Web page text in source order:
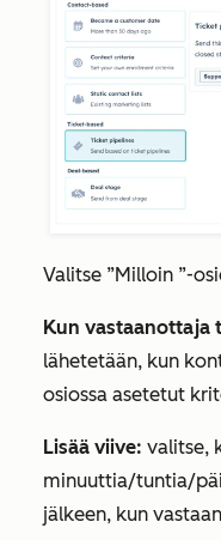
Valitse ”Milloin ”-
Kun
lähetetään, kun
osiossa asetetut
Lisää viive: valitse,
minuuttia/tuntia/
jälkeen, kun